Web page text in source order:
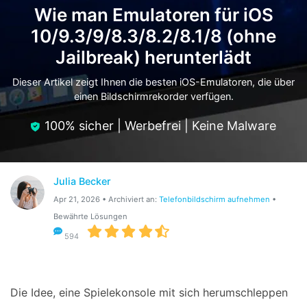
Dienstprogramme
Überblick
Lösungen
Über uns
Presseraum
Shop
Support
Alles-in-einem-Toolkit
Weitere Tools und Apps
Full Toolkit anzeigen >
Lösungen
Entdecken Sie weitere Dr.Fone-Lösungen
Lernen und Unterstützung
Ressourcen & Lernen
Hilfe und Unterstützung erhalten
Android 16 FRP-Umgehung
DOWNLOAD
Suchen
Wie man Emulatoren für iOS
10/9.3/9/8.3/8.2/8.1/8 (ohne
Jailbreak) herunterlädt
Dieser Artikel zeigt Ihnen die besten iOS-Emulatoren, die über
einen Bildschirmrekorder verfügen.
100% sicher | Werbefrei | Keine Malware
Julia Becker
Apr 21, 2026 • Archiviert an: Telefonbildschirm aufnehmen •
Bewährte Lösungen
594
Die Idee, eine Spielekonsole mit sich herumschleppen